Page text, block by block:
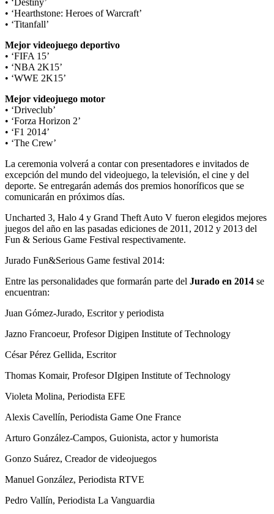
• ‘Hearthstone: Heroes of Warcraft’
• ‘Titanfall’
Mejor videojuego deportivo
• ‘FIFA 15’
• ‘NBA 2K15’
• ‘WWE 2K15’
Mejor videojuego motor
• ‘Driveclub’
• ‘Forza Horizon 2’
• ‘F1 2014’
• ‘The Crew’
La ceremonia volverá a contar con presentadores e invitados de
excepción del mundo del videojuego, la televisión, el cine y del
deporte. Se entregarán además dos premios honoríficos que se
comunicarán en próximos días.
Uncharted 3, Halo 4 y Grand Theft Auto V fueron elegidos mejores
juegos del año en las pasadas ediciones de 2011, 2012 y 2013 del
Fun & Serious Game Festival respectivamente.
Jurado Fun&Serious Game festival 2014:
Entre las personalidades que formarán parte del Jurado en 2014 se
encuentran:
Juan Gómez-Jurado, Escritor y periodista
Jazno Francoeur, Profesor Digipen Institute of Technology
César Pérez Gellida, Escritor
Thomas Komair, Profesor DIgipen Institute of Technology
Violeta Molina, Periodista EFE
Alexis Cavellín, Periodista Game One France
Arturo González-Campos, Guionista, actor y humorista
Gonzo Suárez, Creador de videojuegos
Manuel González, Periodista RTVE
Pedro Vallín, Periodista La Vanguardia